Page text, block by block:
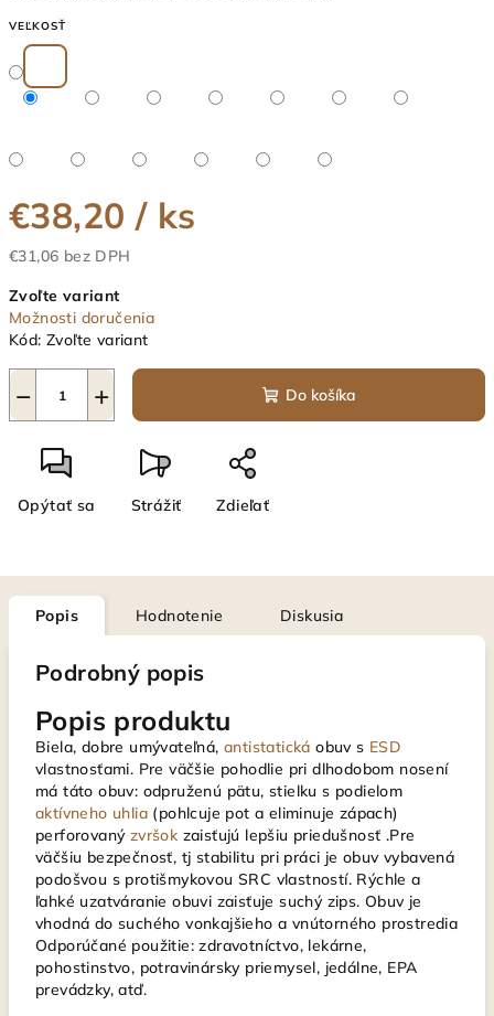
VEĽKOSŤ
€38,20 / ks
€31,06 bez DPH
cena:
Zvoľte variant
Možnosti doručenia
Kód: Zvoľte variant
+
− Do košíka
Opýtať sa Strážiť Zdieľať
Popis Hodnotenie Diskusia
Podrobný popis
Popis produktu
Biela, dobre umývateľná, antistatická obuv s ESD
vlastnosťami. Pre väčšie pohodlie pri dlhodobom nosení
má táto obuv: odpruženú pätu, stielku s podielom
aktívneho uhlia (pohlcuje pot a eliminuje zápach)
perforovaný zvršok zaisťujú lepšiu priedušnosť .Pre
väčšiu bezpečnosť, tj stabilitu pri práci je obuv vybavená
podošvou s protišmykovou SRC vlastností. Rýchle a
ľahké uzatváranie obuvi zaisťuje suchý zips. Obuv je
vhodná do suchého vonkajšieho a vnútorného prostredia
Odporúčané použitie: zdravotníctvo, lekárne,
pohostinstvo, potravinársky priemysel, jedálne, EPA
prevádzky, atď.